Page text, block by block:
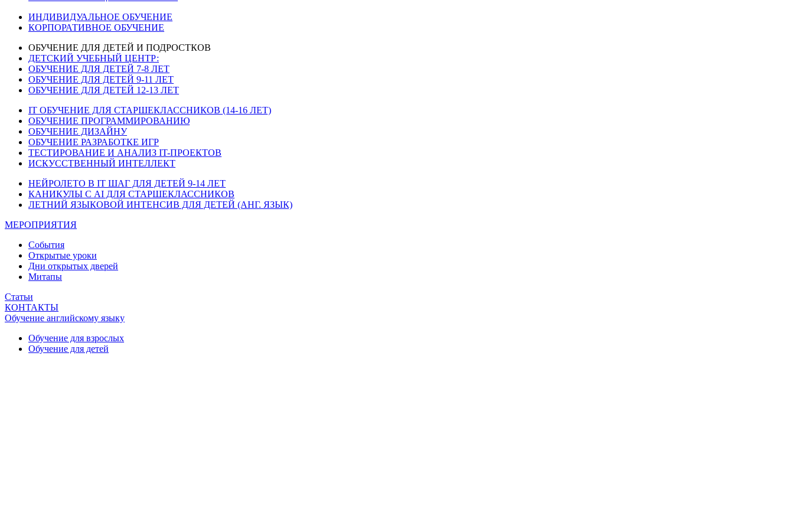
ИНДИВИДУАЛЬНОЕ ОБУЧЕНИЕ
КОРПОРАТИВНОЕ ОБУЧЕНИЕ
ОБУЧЕНИЕ ДЛЯ ДЕТЕЙ И ПОДРОСТКОВ
ДЕТСКИЙ УЧЕБНЫЙ ЦЕНТР:
ОБУЧЕНИЕ ДЛЯ ДЕТЕЙ 7-8 ЛЕТ
ОБУЧЕНИЕ ДЛЯ ДЕТЕЙ 9-11 ЛЕТ
ОБУЧЕНИЕ ДЛЯ ДЕТЕЙ 12-13 ЛЕТ
IT ОБУЧЕНИЕ ДЛЯ СТАРШЕКЛАССНИКОВ (14-16 ЛЕТ)
ОБУЧЕНИЕ ПРОГРАММИРОВАНИЮ
ОБУЧЕНИЕ ДИЗАЙНУ
ОБУЧЕНИЕ РАЗРАБОТКЕ ИГР
ТЕСТИРОВАНИЕ И АНАЛИЗ IT-ПРОЕКТОВ
ИСКУССТВЕННЫЙ ИНТЕЛЛЕКТ
НЕЙРОЛЕТО В IT ШАГ ДЛЯ ДЕТЕЙ 9-14 ЛЕТ
КАНИКУЛЫ С AI ДЛЯ СТАРШЕКЛАССНИКОВ
ЛЕТНИЙ ЯЗЫКОВОЙ ИНТЕНСИВ ДЛЯ ДЕТЕЙ (АНГ. ЯЗЫК)
МЕРОПРИЯТИЯ
События
Открытые уроки
Дни открытых дверей
Митапы
Статьи
КОНТАКТЫ
Обучение английскому языку
Обучение для взрослых
Обучение для детей